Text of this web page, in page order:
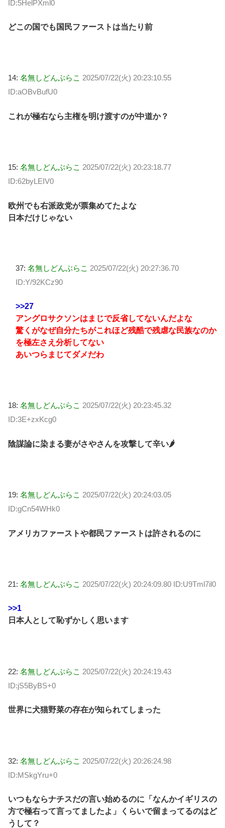
ID:5HelPXml0
どこの国でも国民ファーストは当たり前
14: 名無しどんぶらこ 2025/07/22(火) 20:23:10.55
ID:aOBvBufU0
これが極右なら主権を明け渡すのが中道か？
15: 名無しどんぶらこ 2025/07/22(火) 20:23:18.77
ID:62byLEIV0
欧州でも右派政党が票集めてたよな
日本だけじゃない
37: 名無しどんぶらこ 2025/07/22(火) 20:27:36.70
ID:Y/92KCz90
>>27
アングロサクソンはまじで反省してないんだよな
驚くがなぜ自分たちがこれほど残酷で残虐な民族なのか
を極左さえ分析してない
あいつらまじてダメだわ
18: 名無しどんぶらこ 2025/07/22(火) 20:23:45.32
ID:3E+zxKcg0
陰謀論に染まる妻がさやさんを攻撃して辛い🌶
19: 名無しどんぶらこ 2025/07/22(火) 20:24:03.05
ID:gCn54WHk0
アメリカファーストや都民ファーストは許されるのに
21: 名無しどんぶらこ 2025/07/22(火) 20:24:09.80 ID:U9Tml7il0
>>1
日本人として恥ずかしく思います
22: 名無しどんぶらこ 2025/07/22(火) 20:24:19.43
ID:jS5ByBS+0
世界に犬猫野菜の存在が知られてしまった
32: 名無しどんぶらこ 2025/07/22(火) 20:26:24.98
ID:MSkgYru+0
いつもならナチスだの言い始めるのに「なんかイギリスの
方で極右って言ってましたよ」くらいで留まってるのはど
うして？